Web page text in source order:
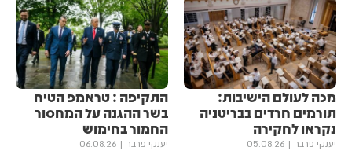
מכה לעולם הישיבות:
תורמים חרדים בבריטניה
נקראו לחקירה
יענקי פרבר 05.08.26
התקיפה : טראמפ הטיח
בשר ההגנה על המחסור
החמור בחימוש
יענקי פרבר 06.08.26